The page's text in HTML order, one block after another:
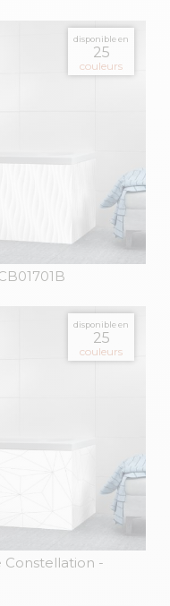
disponible en
25
couleurs
disponible en
25
couleurs
Constellation -